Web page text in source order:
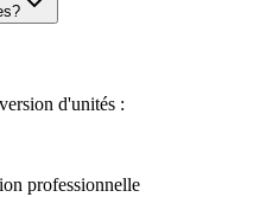
d'unités :
professionnelle